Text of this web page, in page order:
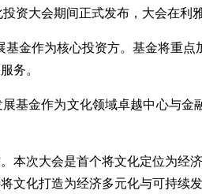
资大会期间正式发布，大会在利
金作为核心投资方。基金将重
务。
基金作为文化领域卓越中心与
本次大会是首个将文化定位为
文化打造为经济多元化与可持续